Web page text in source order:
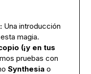
Una introducción
magia.
(¡y en tus
pruebas con
Synthesiao